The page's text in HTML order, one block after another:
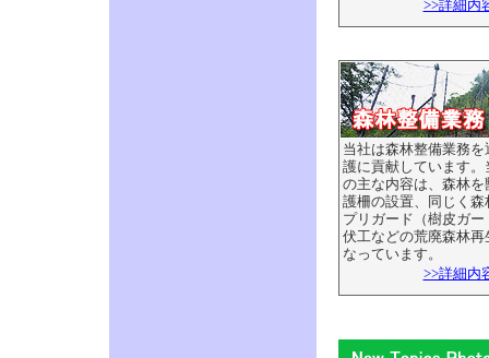
>>詳細内
当社は森林整備業務
護に貢献しています
の主な内容は、森林
護柵の設置、同じく
プリガード（樹皮ガ
伏工などの荒廃森林
なっています。
>>詳細内